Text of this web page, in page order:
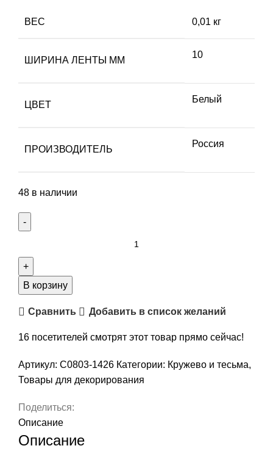
ВЕС 0,01 кг
ШИРИНА ЛЕНТЫ ММ
10
ЦВЕТ
Белый
ПРОИЗВОДИТЕЛЬ
Россия
48 в наличии
Кружево
х/
цвет
10
мм,
С0803-
1426
В корзину
Сравнить Добавить в список желаний
16 посетителей смотрят этот товар прямо сейчас!
Артикул: С0803-1426 Категории: Кружево и тесьма,
Товары для декорирования
Поделиться:
Описание
Описание